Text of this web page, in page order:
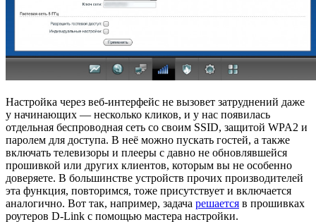
Настройка через веб-интерфейс не вызовет затруднений даже
у начинающих — несколько кликов, и у нас появилась
отдельная беспроводная сеть со своим SSID, защитой WPA2 и
паролем для доступа. В неё можно пускать гостей, а также
включать телевизоры и плееры с давно не обновлявшейся
прошивкой или других клиентов, которым вы не особенно
доверяете. В большинстве устройств прочих производителей
эта функция, повторимся, тоже присутствует и включается
аналогично. Вот так, например, задача решается в прошивках
роутеров D-Link с помощью мастера настройки.